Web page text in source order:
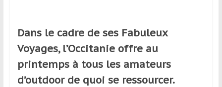
réguliers,
pratiquants,
passionnés
ou
simples
Dans le cadre de ses Fabuleux
Voyages, l’Occitanie offre au
printemps à tous les amateurs
d’outdoor de quoi se ressourcer.